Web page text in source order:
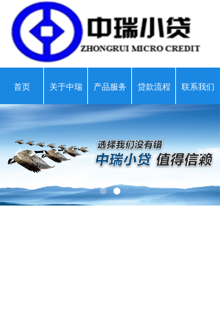
首页 关于中瑞 产品服务 贷款流程 联系我们
넳 넲